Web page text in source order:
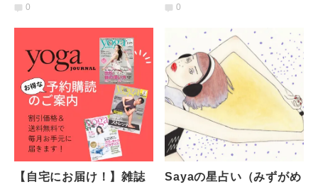
ンシップが入れ替わる!?
0
が増えていく。居場所の
日々をこなして】
0
【自宅にお届け！】雑誌 Sayaの星占い（みずがめ